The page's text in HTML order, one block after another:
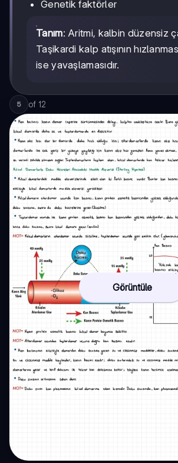
Genetik faktörler
Tanım: Aritmi, kalbin düzensiz
Taşikardi kalp atışının
ise yavaşlamasıdır.
5 of 12
Görüntüle